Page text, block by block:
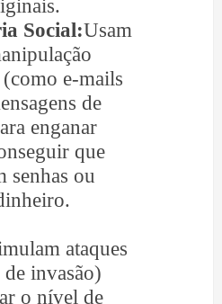
Social:Usam
e-mails
de
enganar
que
senhas ou
ataques
de invasão)
o nível de